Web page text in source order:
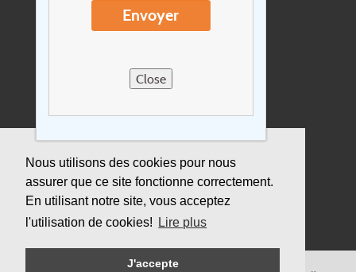
Nous utilisons des cookies pour nous
assurer que ce site fonctionne correctement.
En utilisant notre site, vous acceptez
l'utilisation de cookies!
Lire plus
J'accepte
Envoyer
Close
Conditions de voyage
Sitemap
Assurance